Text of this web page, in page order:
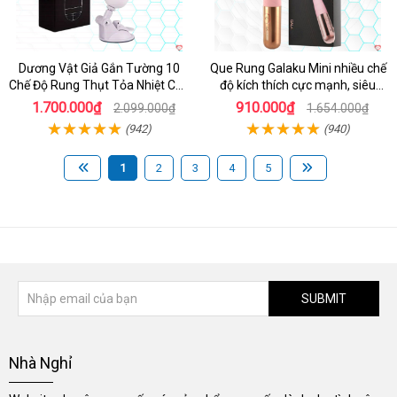
Dương Vật Giả Gắn Tường 10
Chế Độ Rung Thụt Tỏa Nhiệt Cao
Cấp
1.700.000₫ 2.099.000₫
(942)
Que Rung Galaku Mini nhiều chế
độ kích thích cực mạnh, siêu
sướng
910.000₫ 1.654.000₫
(940)
1 2 3 4 5
SUBMIT
Nhà Nghỉ